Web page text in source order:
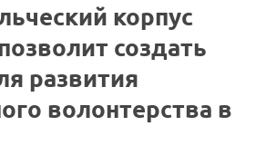
корпус
создать
развития
волонтерства в